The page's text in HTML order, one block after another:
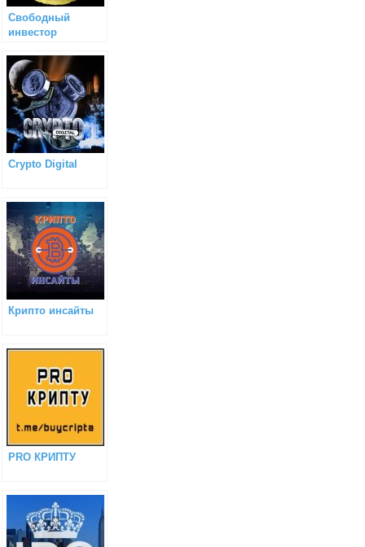
Свободный
инвестор
Crypto Digital
Крипто инсайты
PRO КРИПТУ